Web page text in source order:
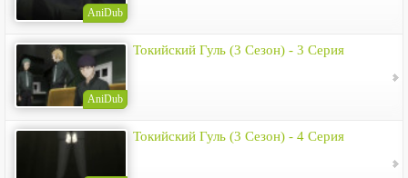
AniDub
AniDub
Токийский Гуль (3 Сезон) - 3 Серия
Токийский Гуль (3 Сезон) - 4 Серия